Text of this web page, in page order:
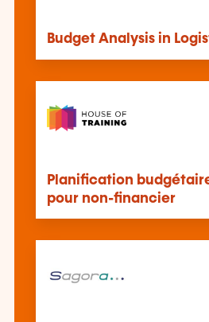
Budget Analysis in
Planification
pour non-financier